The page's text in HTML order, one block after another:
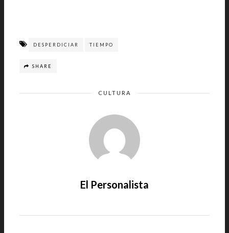
DESPERDICIAR TIEMPO
SHARE
CULTURA
El Personalista